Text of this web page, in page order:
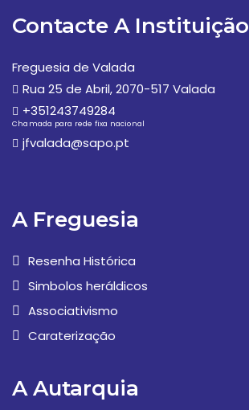
Contacte A Instituição
Freguesia de Valada
Rua 25 de Abril, 2070-517 Valada
+351243749284
Chamada para rede fixa nacional
jfvalada@sapo.pt
A Freguesia
Resenha Histórica
Simbolos heráldicos
Associativismo
Caraterização
A Autarquia